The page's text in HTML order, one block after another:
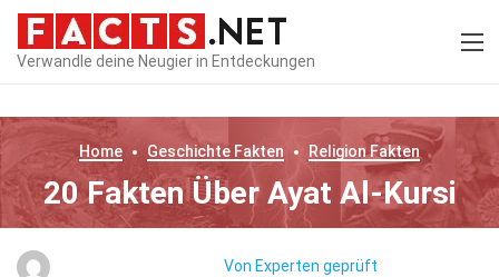
Verwandle deine Neugier in Entdeckungen
Home Geschichte Fakten ReligionFakten
20 Fakten Über Ayat Al-Kursi
Von Experten geprüft